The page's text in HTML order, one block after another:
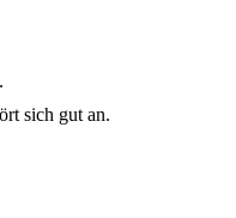
sich gut an.